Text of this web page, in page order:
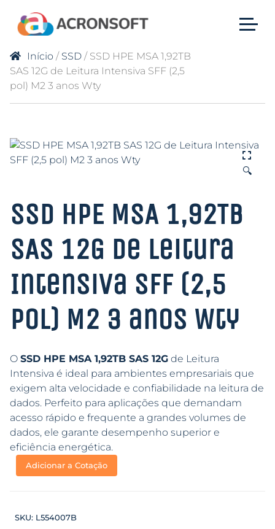
Início / SSD / SSD HPE MSA 1,92TB
SAS 12G de Leitura Intensiva SFF (2,5
pol) M2 3 anos Wty
🔍
SSD HPE MSA 1,92TB
SAS 12G de Leitura
Intensiva SFF (2,5
pol) M2 3 anos Wty
O SSD HPE MSA 1,92TB SAS 12G de Leitura
Intensiva é ideal para ambientes empresariais que
exigem alta velocidade e confiabilidade na leitura de
dados. Perfeito para aplicações que demandam
acesso rápido e frequente a grandes volumes de
dados, ele garante desempenho superior e
eficiência energética.
Adicionar a Cotação
SKU: L554007B